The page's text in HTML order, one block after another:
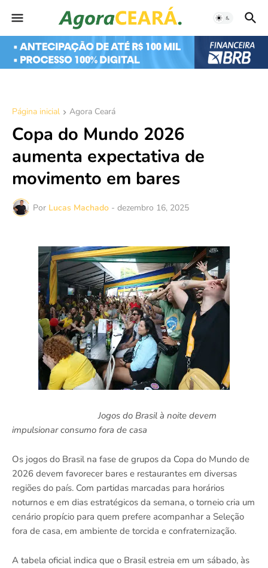
Página inicial Agora Ceará
Copa do Mundo 2026
aumenta expectativa de
movimento em bares
Por Lucas Machado - dezembro 16, 2025
Jogos do Brasil à noite devem
impulsionar consumo fora de casa
Os jogos do Brasil na fase de grupos da Copa do Mundo de
2026 devem favorecer bares e restaurantes em diversas
regiões do país. Com partidas marcadas para horários
noturnos e em dias estratégicos da semana, o torneio cria um
cenário propício para quem prefere acompanhar a Seleção
fora de casa, em ambiente de torcida e confraternização.
A tabela oficial indica que o Brasil estreia em um sábado, às